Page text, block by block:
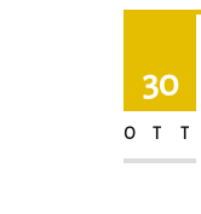
30
OTT